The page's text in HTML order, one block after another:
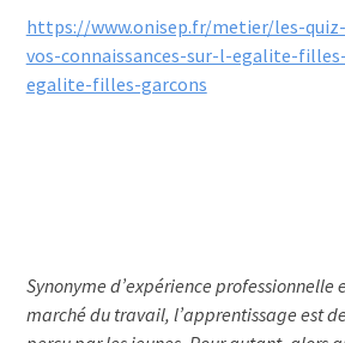
https://www.onisep.fr/metier/les-
vos-connaissances-sur-l-egalite-
egalite-filles-garcons
Synonyme d’expérience professionnelle
marché du travail, l’apprentissage est